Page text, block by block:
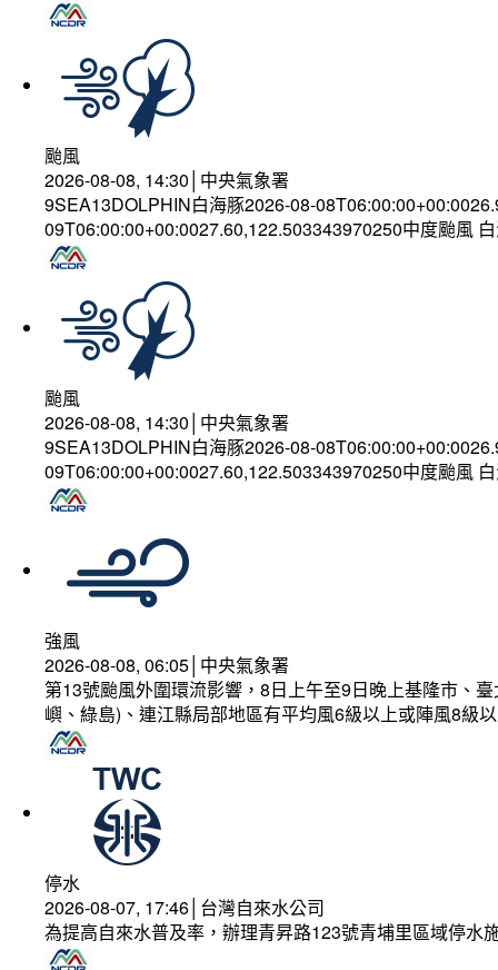
颱風
2026-08-08, 14:30│中央氣象署
9SEA13DOLPHIN白海豚2026-08-
09T06:00:00+00:0027.60,122.503343970250中度颱風
颱風
2026-08-08, 14:30│中央氣象署
9SEA13DOLPHIN白海豚2026-08-
09T06:00:00+00:0027.60,122.503343970250中度颱風
強風
2026-08-08, 06:05│中央氣象署
第13號颱風外圍環流影響，8日上午至9日晚上基隆市、
嶼、綠島)、連江縣局部地區有平均風6級以上或陣風8級
停水
2026-08-07, 17:46│台灣自來水公司
為提高自來水普及率，辦理青昇路123號青埔里區域停水